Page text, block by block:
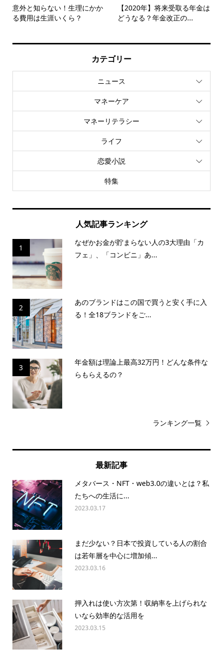
意外と知らない！生理にかか
る費用は生涯いくら？
【2020年】将来受取る年金は
どうなる？年金改正の...
カテゴリー
ニュース
マネーケア
マネーリテラシー
ライフ
恋愛小説
特集
人気記事ランキング
1
なぜかお金が貯まらない人の3大理由「カ
フェ」、「コンビニ」あ...
2
あのブランドはこの国で買うと安く手に入
る！全18ブランドをご...
3
年金額は理論上最高32万円！どんな条件な
らもらえるの？
ランキング一覧
最新記事
メタバース・NFT・web3.0の違いとは？私
たちへの生活に...
2023.03.17
まだ少ない？日本で投資している人の割合
は若年層を中心に増加傾...
2023.03.16
押入れは使い方次第！収納率を上げられな
いなら効率的な活用を
2023.03.15